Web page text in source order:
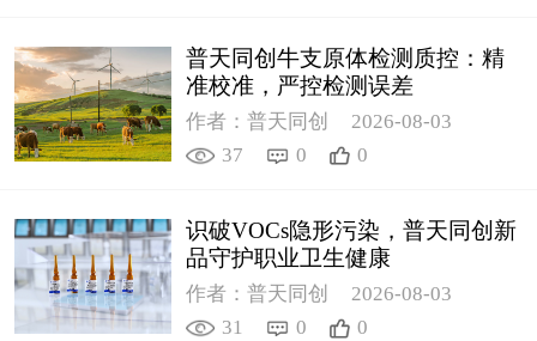
普天同创牛支原体检测质控：精
准校准，严控检测误差
作者：普天同创
2026-08-03
37
0 0
识破VOCs隐形污染，普天同创新
品守护职业卫生健康
作者：普天同创
2026-08-03
31
0 0